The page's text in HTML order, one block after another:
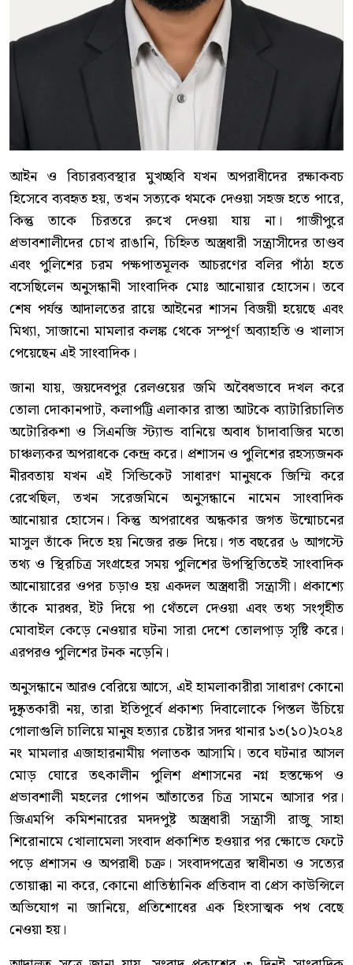
আইন ও বিচারব্যবস্থার মুখচ্ছবি যখন অপরাধীদের রক্ষাকবচ
হিসেবে ব্যবহৃত হয়, তখন সত্যকে থমকে দেওয়া সহজ হতে পারে,
কিন্তু তাকে চিরতরে রুখে দেওয়া যায় না। গাজীপুরে
প্রভাবশালীদের চোখ রাঙানি, চিহ্নিত অস্ত্রধারী সন্ত্রাসীদের তাণ্ডব
এবং পুলিশের চরম পক্ষপাতমূলক আচরণের বলির পাঁঠা হতে
বসেছিলেন অনুসন্ধানী সাংবাদিক মোঃ আনোয়ার হোসেন। তবে
শেষ পর্যন্ত আদালতের রায়ে আইনের শাসন বিজয়ী হয়েছে এবং
মিথ্যা, সাজানো মামলার কলঙ্ক থেকে সম্পূর্ণ অব্যাহতি ও খালাস
পেয়েছেন এই সাংবাদিক।
জানা যায়, জয়দেবপুর রেলওয়ের জমি অবৈধভাবে দখল করে
তোলা দোকানপাট, কলাপট্টি এলাকার রাস্তা আটকে ব্যাটারিচালিত
অটোরিকশা ও সিএনজি স্ট্যান্ড বানিয়ে অবাধ চাঁদাবাজির মতো
চাঞ্চল্যকর অপরাধকে কেন্দ্র করে। প্রশাসন ও পুলিশের রহস্যজনক
নীরবতায় যখন এই সিন্ডিকেট সাধারণ মানুষকে জিম্মি করে
রেখেছিল, তখন সরেজমিনে অনুসন্ধানে নামেন সাংবাদিক
আনোয়ার হোসেন। কিন্তু অপরাধের অন্ধকার জগত উন্মোচনের
মাসুল তাঁকে দিতে হয় নিজের রক্ত দিয়ে। গত বছরের ৬ আগস্টে
তথ্য ও স্থিরচিত্র সংগ্রহের সময় পুলিশের উপস্থিতিতেই সাংবাদিক
আনোয়ারের ওপর চড়াও হয় একদল অস্ত্রধারী সন্ত্রাসী। প্রকাশ্যে
তাঁকে মারধর, ইট দিয়ে পা থেঁতলে দেওয়া এবং তথ্য সংগৃহীত
মোবাইল কেড়ে নেওয়ার ঘটনা সারা দেশে তোলপাড় সৃষ্টি করে।
এরপরও পুলিশের টনক নড়েনি।
অনুসন্ধানে আরও বেরিয়ে আসে, এই হামলাকারীরা সাধারণ কোনো
দুষ্কৃতকারী নয়, তারা ইতিপূর্বে প্রকাশ্য দিবালোকে পিস্তল উঁচিয়ে
গোলাগুলি চালিয়ে মানুষ হত্যার চেষ্টার সদর থানার ১৩(১০)২০২৪
নং মামলার এজাহারনামীয় পলাতক আসামি। তবে ঘটনার আসল
মোড় ঘোরে তৎকালীন পুলিশ প্রশাসনের নগ্ন হস্তক্ষেপ ও
প্রভাবশালী মহলের গোপন আঁতাতের চিত্র সামনে আসার পর।
জিএমপি কমিশনারের মদদপুষ্ট অস্ত্রধারী সন্ত্রাসী রাজু সাহা
শিরোনামে খোলামেলা সংবাদ প্রকাশিত হওয়ার পর ক্ষোভে ফেটে
পড়ে প্রশাসন ও অপরাধী চক্র। সংবাদপত্রের স্বাধীনতা ও সত্যের
তোয়াক্কা না করে, কোনো প্রাতিষ্ঠানিক প্রতিবাদ বা প্রেস কাউন্সিলে
অভিযোগ না জানিয়ে, প্রতিশোধের এক হিংসাত্মক পথ বেছে
নেওয়া হয়।